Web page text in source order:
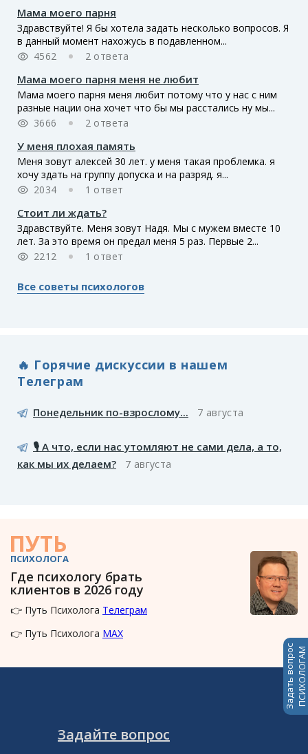
Мама моего парня
Здравствуйте! Я бы хотела задать несколько вопросов. Я
в данный момент нахожусь в подавленном...
4562
2 ответа
Мама моего парня меня не любит
Мама моего парня меня любит потому что у нас с ним
разные нации она хочет что бы мы расстались ну мы...
3666
2 ответа
У меня плохая память
Меня зовут алексей 30 лет. у меня такая проблемка. я
хочу здать на группу допуска и на разряд. я...
2034
1 ответ
Стоит ли ждать?
Здравствуйте. Меня зовут Надя. Мы с мужем вместе 10
лет. За это время он предал меня 5 раз. Первые 2...
2212
1 ответ
Все советы психологов
🔥 Горячие дискуссии в нашем
Телеграм
Понедельник по-взрослому... 7 августа
🎙️ А что, если нас утомляют не сами дела, а то,
как мы их делаем?
7 августа
ПУТЬ
ПСИХОЛОГА
Где психологу брать
клиентов в 2026 году
👉 Путь Психолога Телеграм
👉 Путь Психолога MAX
Задать вопросПСИХОЛОГАМ
Задайте вопрос